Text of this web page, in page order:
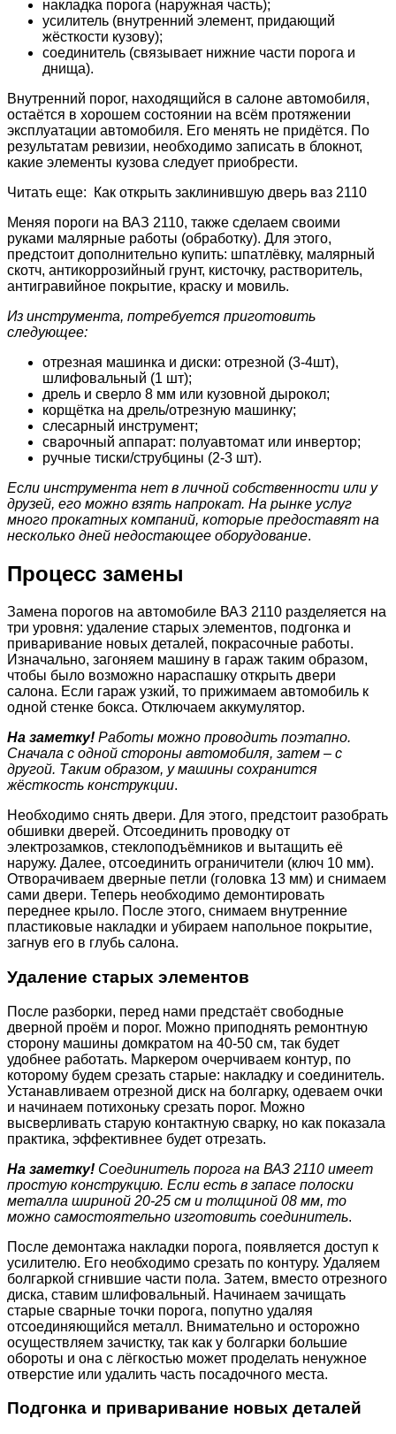
накладка порога (наружная часть);
усилитель (внутренний элемент, придающий
жёсткости кузову);
соединитель (связывает нижние части порога и
днища).
Внутренний порог, находящийся в салоне автомобиля,
остаётся в хорошем состоянии на всём протяжении
эксплуатации автомобиля. Его менять не придётся. По
результатам ревизии, необходимо записать в блокнот,
какие элементы кузова следует приобрести.
Читать еще: Как открыть заклинившую дверь ваз 2110
Меняя пороги на ВАЗ 2110, также сделаем своими
руками малярные работы (обработку). Для этого,
предстоит дополнительно купить: шпатлёвку, малярный
скотч, антикоррозийный грунт, кисточку, растворитель,
антигравийное покрытие, краску и мовиль.
Из инструмента, потребуется приготовить
следующее:
отрезная машинка и диски: отрезной (3-4шт),
шлифовальный (1 шт);
дрель и сверло 8 мм или кузовной дырокол;
корщётка на дрель/отрезную машинку;
слесарный инструмент;
сварочный аппарат: полуавтомат или инвертор;
ручные тиски/струбцины (2-3 шт).
Если инструмента нет в личной собственности или у
друзей, его можно взять напрокат. На рынке услуг
много прокатных компаний, которые предоставят на
несколько дней недостающее оборудование.
Процесс замены
Замена порогов на автомобиле ВАЗ 2110 разделяется на
три уровня: удаление старых элементов, подгонка и
приваривание новых деталей, покрасочные работы.
Изначально, загоняем машину в гараж таким образом,
чтобы было возможно нараспашку открыть двери
салона. Если гараж узкий, то прижимаем автомобиль к
одной стенке бокса. Отключаем аккумулятор.
На заметку! Работы можно проводить поэтапно.
Сначала с одной стороны автомобиля, затем – с
другой. Таким образом, у машины сохранится
жёсткость конструкции.
Необходимо снять двери. Для этого, предстоит разобрать
обшивки дверей. Отсоединить проводку от
электрозамков, стеклоподъёмников и вытащить её
наружу. Далее, отсоединить ограничители (ключ 10 мм).
Отворачиваем дверные петли (головка 13 мм) и снимаем
сами двери. Теперь необходимо демонтировать
переднее крыло. После этого, снимаем внутренние
пластиковые накладки и убираем напольное покрытие,
загнув его в глубь салона.
Удаление старых элементов
После разборки, перед нами предстаёт свободные
дверной проём и порог. Можно приподнять ремонтную
сторону машины домкратом на 40-50 см, так будет
удобнее работать. Маркером очерчиваем контур, по
которому будем срезать старые: накладку и соединитель.
Устанавливаем отрезной диск на болгарку, одеваем очки
и начинаем потихоньку срезать порог. Можно
высверливать старую контактную сварку, но как показала
практика, эффективнее будет отрезать.
На заметку! Соединитель порога на ВАЗ 2110 имеет
простую конструкцию. Если есть в запасе полоски
металла шириной 20-25 см и толщиной 08 мм, то
можно самостоятельно изготовить соединитель.
После демонтажа накладки порога, появляется доступ к
усилителю. Его необходимо срезать по контуру. Удаляем
болгаркой сгнившие части пола. Затем, вместо отрезного
диска, ставим шлифовальный. Начинаем зачищать
старые сварные точки порога, попутно удаляя
отсоединяющийся металл. Внимательно и осторожно
осуществляем зачистку, так как у болгарки большие
обороты и она с лёгкостью может проделать ненужное
отверстие или удалить часть посадочного места.
Подгонка и приваривание новых деталей